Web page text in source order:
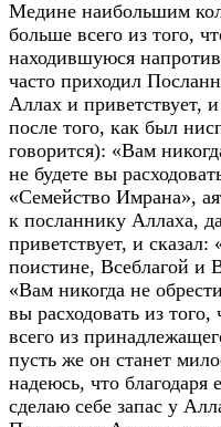
Медине наибольшим
больше всего из того,
находившуюся
часто приходил
Аллах и приветствует,
после того, как был
говорится): «Вам
не будете вы
«Семейство Имрана»,
к посланнику Аллаха,
приветствует, и
поистине, Всеблагой и
«Вам никогда не
вы расходовать из
всего из
пусть же он станет
надеюсь, что благодаря
сделаю себе запас у